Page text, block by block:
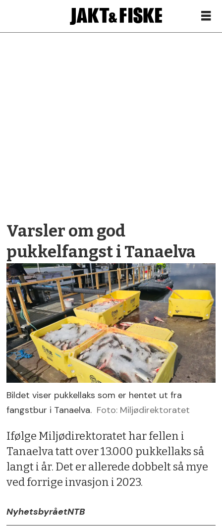
Varsler om god
pukkelfangst i Tanaelva
Bildet viser pukkellaks som er hentet ut fra
fangstbur i Tanaelva. Foto: Miljødirektoratet
Ifølge Miljødirektoratet har fellen i
Tanaelva tatt over 13.000 pukkellaks så
langt i år. Det er allerede dobbelt så mye
ved forrige invasjon i 2023.
NyhetsbyråetNTB